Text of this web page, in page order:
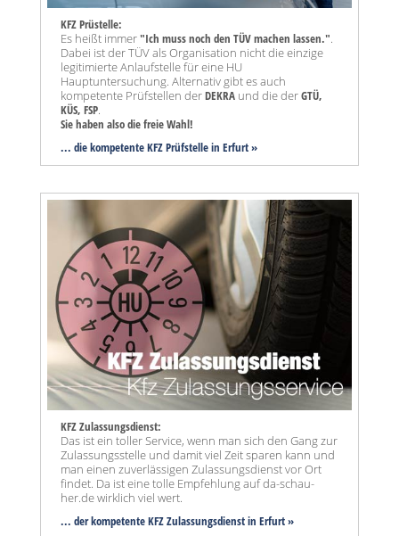
KFZ Prüstelle:
Es heißt immer"Ich muss noch den TÜV machen lassen.".
Dabei ist der TÜV als Organisation nicht die einzige
legitimierte Anlaufstelle für eine HU
Hauptuntersuchung. Alternativ gibt es auch
kompetente Prüfstellen derDEKRA und die derGTÜ,
KÜS, FSP.
Sie haben also die freie Wahl!
... die kompetente KFZ Prüfstelle in Erfurt »
KFZ Zulassungsdienst:
Das ist ein toller Service, wenn man sich den Gang zur
Zulassungsstelle und damit viel Zeit sparen kann und
man einen zuverlässigen Zulassungsdienst vor Ort
findet. Da ist eine tolle Empfehlung auf da-schau-
her.de wirklich viel wert.
... der kompetente KFZ Zulassungsdienst in Erfurt »